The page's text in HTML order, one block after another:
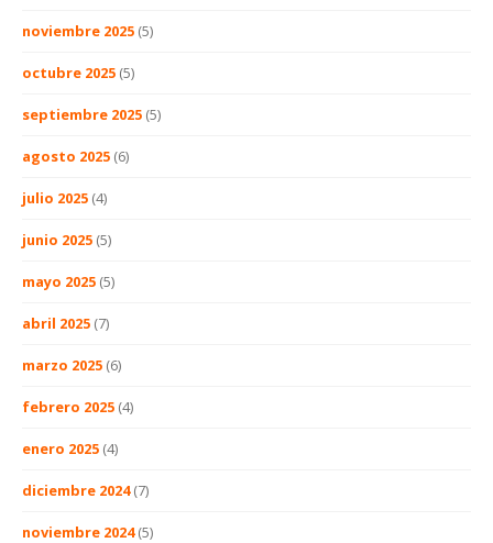
noviembre 2025 (5)
octubre 2025 (5)
septiembre 2025 (5)
agosto 2025 (6)
julio 2025 (4)
junio 2025 (5)
mayo 2025 (5)
abril 2025 (7)
marzo 2025 (6)
febrero 2025 (4)
enero 2025 (4)
diciembre 2024(7)
noviembre 2024(5)